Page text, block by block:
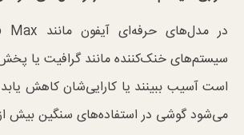
سیستم‌های خنک‌کننده مانند گرافیت یا
است آسیب ببینند یا کارایی‌شان کاهش
می‌شود گوشی در استفاده‌های سنگین بیش